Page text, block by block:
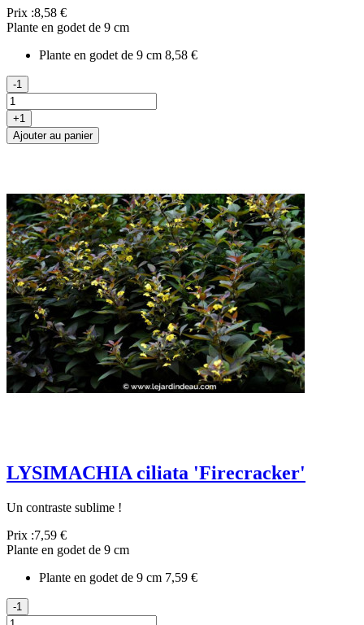
Prix :8,58 €
Plante en godet de 9 cm
Plante en godet de 9 cm 8,58 €
-1
+1
Ajouter au panier
LYSIMACHIA ciliata 'Firecracker'
Un contraste sublime !
Prix :7,59 €
Plante en godet de 9 cm
Plante en godet de 9 cm 7,59 €
-1